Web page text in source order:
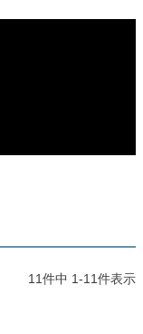
11件中 1-11件表示